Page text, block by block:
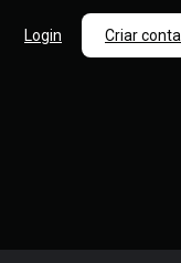
Login Criar conta